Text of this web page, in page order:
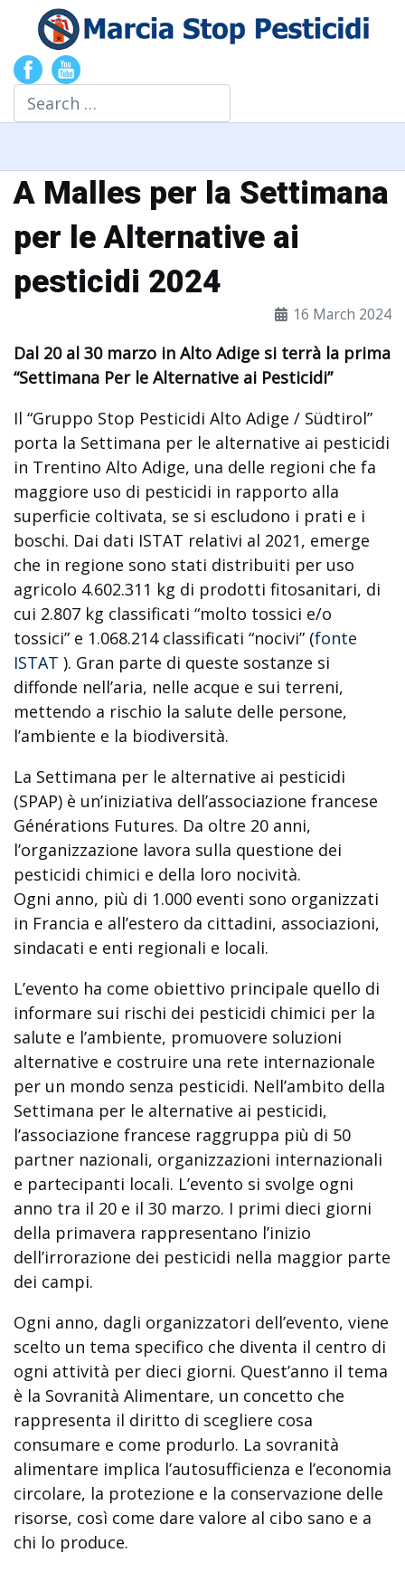
Search
A Malles per la Settimana
per le Alternative ai
pesticidi 2024
16 March 2024
Dal 20 al 30 marzo in Alto Adige si terrà la prima
“Settimana Per le Alternative ai Pesticidi”
Il “Gruppo Stop Pesticidi Alto Adige / Südtirol”
porta la Settimana per le alternative ai pesticidi
in Trentino Alto Adige, una delle regioni che fa
maggiore uso di pesticidi in rapporto alla
superficie coltivata, se si escludono i prati e i
boschi. Dai dati ISTAT relativi al 2021, emerge
che in regione sono stati distribuiti per uso
agricolo 4.602.311 kg di prodotti fitosanitari, di
cui 2.807 kg classificati “molto tossici e/o
tossici” e 1.068.214 classificati “nocivi” (fonte
ISTAT ). Gran parte di queste sostanze si
diffonde nell’aria, nelle acque e sui terreni,
mettendo a rischio la salute delle persone,
l’ambiente e la biodiversità.
La Settimana per le alternative ai pesticidi
(SPAP) è un’iniziativa dell’associazione francese
Générations Futures. Da oltre 20 anni,
l’organizzazione lavora sulla questione dei
pesticidi chimici e della loro nocività.
Ogni anno, più di 1.000 eventi sono organizzati
in Francia e all’estero da cittadini, associazioni,
sindacati e enti regionali e locali.
L’evento ha come obiettivo principale quello di
informare sui rischi dei pesticidi chimici per la
salute e l’ambiente, promuovere soluzioni
alternative e costruire una rete internazionale
per un mondo senza pesticidi. Nell’ambito della
Settimana per le alternative ai pesticidi,
l’associazione francese raggruppa più di 50
partner nazionali, organizzazioni internazionali
e partecipanti locali. L’evento si svolge ogni
anno tra il 20 e il 30 marzo. I primi dieci giorni
della primavera rappresentano l’inizio
dell’irrorazione dei pesticidi nella maggior parte
dei campi.
Ogni anno, dagli organizzatori dell’evento, viene
scelto un tema specifico che diventa il centro di
ogni attività per dieci giorni. Quest’anno il tema
è la Sovranità Alimentare, un concetto che
rappresenta il diritto di scegliere cosa
consumare e come produrlo. La sovranità
alimentare implica l’autosufficienza e l’economia
circolare, la protezione e la conservazione delle
risorse, così come dare valore al cibo sano e a
chi lo produce.